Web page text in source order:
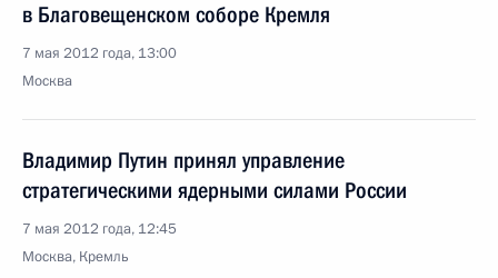
в Благовещенском соборе Кремля
7 мая 2012 года, 13:00
Москва
Владимир Путин принял управление
стратегическими ядерными силами России
7 мая 2012 года, 12:45
Москва, Кремль